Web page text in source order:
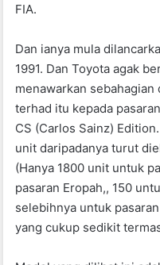
FIA.
Dan ianya mula
1991. Dan Toyota agak
menawarkan
terhad itu kepada
CS (Carlos Sainz)
unit daripadanya turut
(Hanya 1800 unit untuk
pasaran Eropah,, 150
selebihnya untuk
yang cukup sedikit